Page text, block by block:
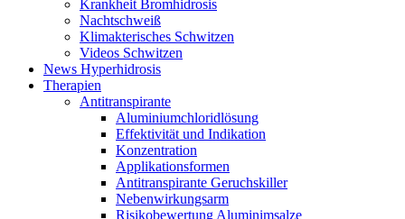
Krankheit Bromhidrosis
Nachtschweiß
Klimakterisches Schwitzen
Videos Schwitzen
News Hyperhidrosis
Therapien
Antitranspirante
Aluminiumchloridlösung
Effektivität und Indikation
Konzentration
Applikationsformen
Antitranspirante Geruchskiller
Nebenwirkungsarm
Risikobewertung Aluminimsalze